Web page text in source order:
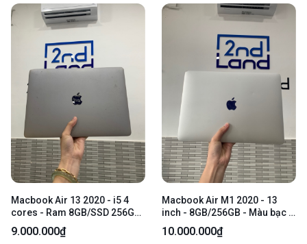
trên màn - Kèm sạc
Macbook Air 13 2020 - i5 4
cores - Ram 8GB/SSD 256GB
- Màu xám - Pin 100% đã thay
- Ngoại hình: 97% - Màn ám
9.000.000₫
Macbook Air M1 2020 - 13
inch - 8GB/256GB - Màu bạc -
Pin 90% chu kì sạc 271 lần -
Ngoại hình: 97% - Màn trầy,
10.000.000₫